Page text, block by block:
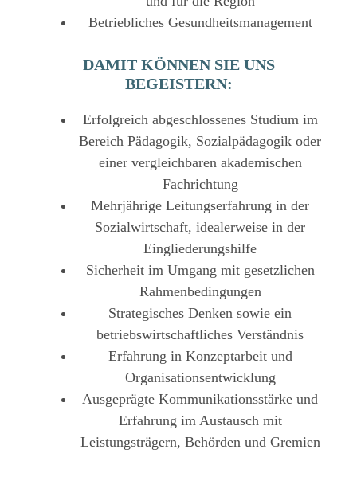
Betriebliches Gesundheitsmanagement
DAMIT KÖNNEN SIE UNS
BEGEISTERN:
Erfolgreich abgeschlossenes Studium im
Bereich Pädagogik, Sozialpädagogik oder
einer vergleichbaren akademischen
Fachrichtung
Mehrjährige Leitungserfahrung in der
Sozialwirtschaft, idealerweise in der
Eingliederungshilfe
Sicherheit im Umgang mit gesetzlichen
Rahmenbedingungen
Strategisches Denken sowie ein
betriebswirtschaftliches Verständnis
Erfahrung in Konzeptarbeit und
Organisationsentwicklung
Ausgeprägte Kommunikationsstärke und
Erfahrung im Austausch mit
Leistungsträgern, Behörden und Gremien